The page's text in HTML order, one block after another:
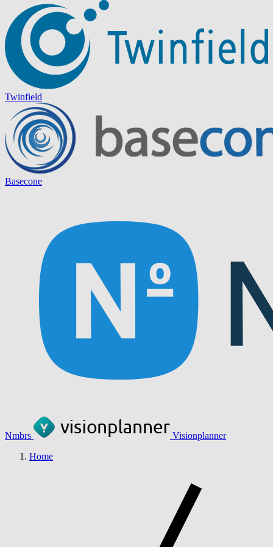
Twinfield
Basecone
Nmbrs
Visionplanner
Home